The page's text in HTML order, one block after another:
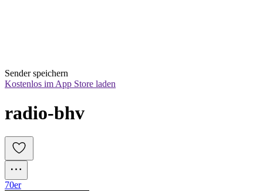
Sender speichern
Kostenlos im App Store laden
radio-bhv
70er